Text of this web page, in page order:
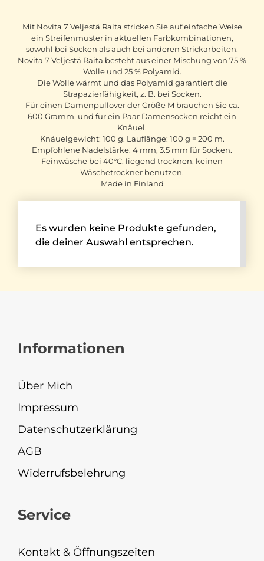
Mit Novita 7 Veljestä Raita stricken Sie auf einfache Weise
ein Streifenmuster in aktuellen Farbkombinationen,
sowohl bei Socken als auch bei anderen Strickarbeiten.
Novita 7 Veljestä Raita besteht aus einer Mischung von 75 %
Wolle und 25 % Polyamid.
Die Wolle wärmt und das Polyamid garantiert die
Strapazierfähigkeit, z. B. bei Socken.
Für einen Damenpullover der Größe M brauchen Sie ca.
600 Gramm, und für ein Paar Damensocken reicht ein
Knäuel.
Knäuelgewicht: 100 g. Lauflänge: 100 g = 200 m.
Empfohlene Nadelstärke: 4 mm, 3.5 mm für Socken.
Feinwäsche bei 40°C, liegend trocknen, keinen
Wäschetrockner benutzen.
Made in Finland
Es wurden keine Produkte gefunden,
die deiner Auswahl entsprechen.
Informationen
Über Mich
Impressum
Datenschutzerklärung
AGB
Widerrufsbelehrung
Service
Kontakt & Öffnungszeiten